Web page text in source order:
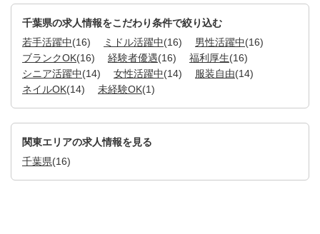
千葉県の求人情報をこだわり条件で絞り込む
若手活躍中(16) ミドル活躍中(16) 男性活躍中(16)
ブランクOK(16) 経験者優遇(16) 福利厚生(16)
シニア活躍中(14) 女性活躍中(14) 服装自由(14)
ネイルOK(14) 未経験OK(1)
関東エリアの求人情報を見る
千葉県(16)